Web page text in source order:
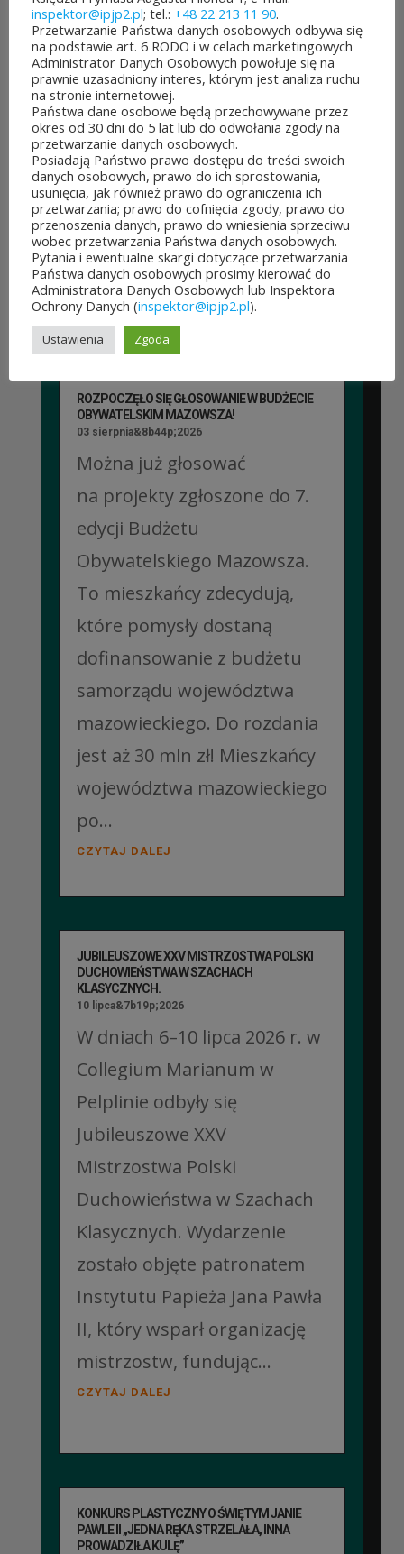
w Budżeci...
3
sierpnia&8b44p;2026
Polski Duch...
10
lipca&7b19p;2026
POZOSTAŁE AKTUALNOŚCI
ROZPOCZĘŁO SIĘ GŁOSOWANIE W BUDŻECIE
OBYWATELSKIM MAZOWSZA!
03 sierpnia&8b44p;2026
Można już głosować
na projekty zgłoszone do 7.
edycji Budżetu
Obywatelskiego Mazowsza.
To mieszkańcy zdecydują,
które pomysły dostaną
dofinansowanie z budżetu
samorządu województwa
mazowieckiego. Do rozdania
jest aż 30 mln zł! Mieszkańcy
województwa mazowieckiego
po...
CZYTAJ DALEJ
JUBILEUSZOWE XXV MISTRZOSTWA POLSKI
DUCHOWIEŃSTWA W SZACHACH
KLASYCZNYCH.
10 lipca&7b19p;2026
W dniach 6–10 lipca 2026 r. w
Collegium Marianum w
Pelplinie odbyły się
Jubileuszowe XXV
Mistrzostwa Polski
Duchowieństwa w Szachach
Klasycznych. Wydarzenie
zostało objęte patronatem
Instytutu Papieża Jana Pawła
II, który wsparł organizację
mistrzostw, fundując...
CZYTAJ DALEJ
KONKURS PLASTYCZNY O ŚWIĘTYM JANIE
PAWLE II „JEDNA RĘKA STRZELAŁA, INNA
PROWADZIŁA KULĘ”
inspektor@ipjp2.pl; tel.: +48 22 213 11 90.
Przetwarzanie Państwa danych osobowych odbywa się
na podstawie art. 6 RODO i w celach marketingowych
Administrator Danych Osobowych powołuje się na
prawnie uzasadniony interes, którym jest analiza ruchu
na stronie internetowej.
Państwa dane osobowe będą przechowywane przez
okres od 30 dni do 5 lat lub do odwołania zgody na
przetwarzanie danych osobowych.
Posiadają Państwo prawo dostępu do treści swoich
danych osobowych, prawo do ich sprostowania,
usunięcia, jak również prawo do ograniczenia ich
przetwarzania; prawo do cofnięcia zgody, prawo do
przenoszenia danych, prawo do wniesienia sprzeciwu
wobec przetwarzania Państwa danych osobowych.
Pytania i ewentualne skargi dotyczące przetwarzania
Państwa danych osobowych prosimy kierować do
Administratora Danych Osobowych lub Inspektora
Ochrony Danych (inspektor@ipjp2.pl).
Ustawienia Zgoda